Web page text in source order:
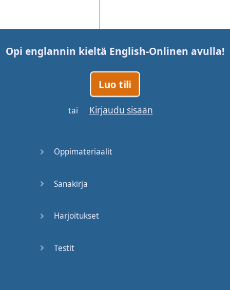
Opi englannin kieltä English-Onlinen avulla!
Luo tili
tai Kirjaudu sisään
Oppimateriaalit
Sanakirja
Harjoitukset
Testit